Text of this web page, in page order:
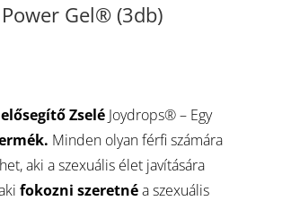
Gel® (3db)
Zselé Joydrops® – Egy
Minden olyan férfi számára
aki a szexuális élet javítására
fokozni szeretnéa szexuális